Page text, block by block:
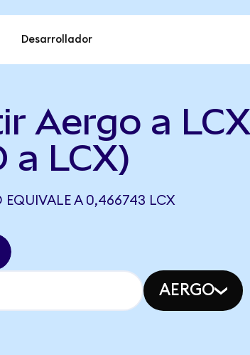
Desarrollador
Aergo a LCX
a LCX)
EQUIVALE A 0,466743 LCX
AERGO